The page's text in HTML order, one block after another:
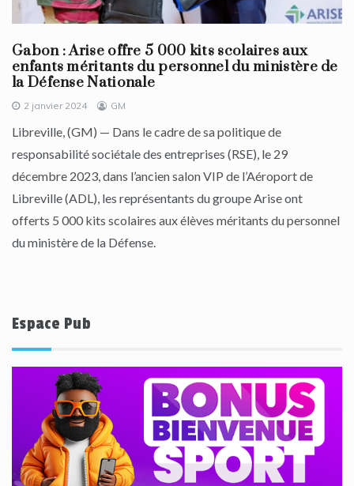
Gabon : Arise offre 5 000 kits scolaires aux
enfants méritants du personnel du ministère de
la Défense Nationale
2 janvier 2024 GM
Libreville, (GM) — Dans le cadre de sa politique de
responsabilité sociétale des entreprises (RSE), le 29
décembre 2023, dans l’ancien salon VIP de l’Aéroport de
Libreville (ADL), les représentants du groupe Arise ont
offerts 5 000 kits scolaires aux élèves méritants du personnel
du ministère de la Défense.
Espace Pub